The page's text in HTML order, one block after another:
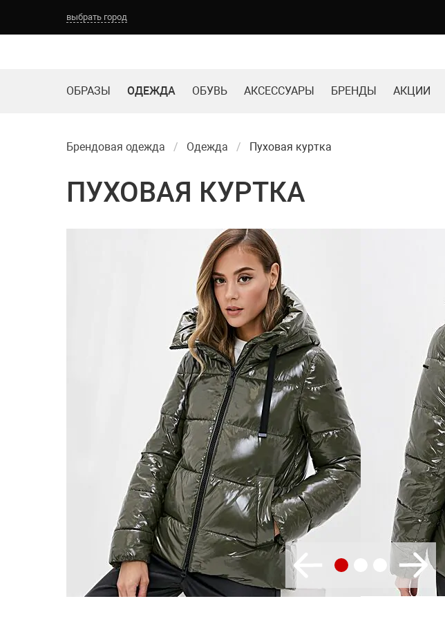
выбрать город
ОБРАЗЫ ОДЕЖДА ОБУВЬ АКСЕССУАРЫ БРЕНДЫ АКЦИИ
Брендовая одежда Одежда Пуховая куртка
ПУХОВАЯ КУРТКА